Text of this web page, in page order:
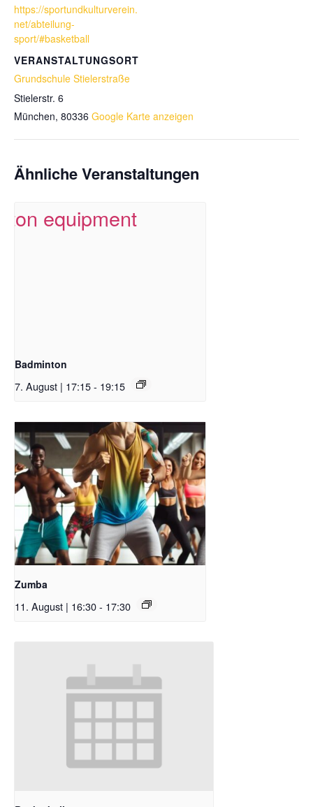
https://sportundkulturverein.
net/abteilung-
sport/#basketball
VERANSTALTUNGSORT
Grundschule Stielerstraße
Stielerstr. 6
München, 80336 Google Karte anzeigen
Ähnliche Veranstaltungen
Badminton
7. August | 17:15- 19:15
Zumba
11. August | 16:30- 17:30